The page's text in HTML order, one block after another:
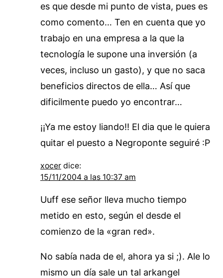
es que desde mi punto de vista, pues es
como comento… Ten en cuenta que yo
trabajo en una empresa a la que la
tecnología le supone una inversión (a
veces, incluso un gasto), y que no saca
beneficios directos de ella… Así que
dificilmente puedo yo encontrar…
¡¡Ya me estoy liando!! El dia que le quiera
quitar el puesto a Negroponte seguiré :P
xocer dice:
15/11/2004 a las 10:37 am
Uuff ese señor lleva mucho tiempo
metido en esto, según el desde el
comienzo de la «gran red».
No sabía nada de el, ahora ya si ;). Ale lo
mismo un día sale un tal arkangel